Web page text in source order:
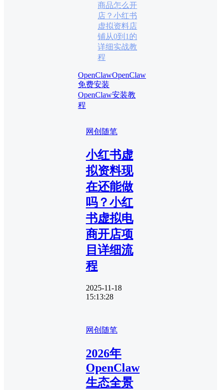
商品怎么开
店？小红书
虚拟资料店
铺从0到1的
详细实战教
程
OpenClawOpenClaw
免费安装
OpenClaw安装教
程
网创随笔
小红书虚
拟资料现
在还能做
吗？小红
书虚拟电
商开店项
目详细流
程
2025-11-18
15:13:28
网创随笔
2026年
OpenClaw
生态全景